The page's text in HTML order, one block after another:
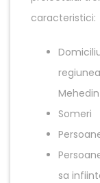
caracteristici:
Someri
sa